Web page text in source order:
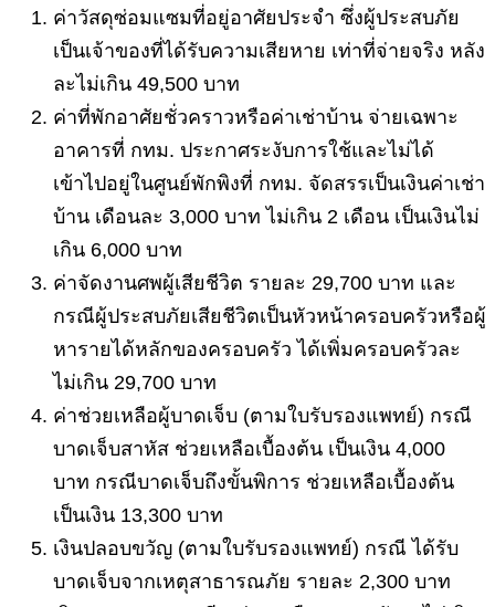
ค่าวัสดุซ่อมแซมที่อยู่อาศัยประจำ ซึ่งผู้ประสบภัย
เป็นเจ้าของที่ได้รับความเสียหาย เท่าที่จ่ายจริง หลัง
ละไม่เกิน 49,500 บาท
ค่าที่พักอาศัยชั่วคราวหรือค่าเช่าบ้าน จ่ายเฉพาะ
อาคารที่ กทม. ประกาศระงับการใช้และไม่ได้
เข้าไปอยู่ในศูนย์พักพิงที่ กทม. จัดสรรเป็นเงินค่าเช่า
บ้าน เดือนละ 3,000 บาท ไม่เกิน 2 เดือน เป็นเงินไม่
เกิน 6,000 บาท
ค่าจัดงานศพผู้เสียชีวิต รายละ 29,700 บาท และ
กรณีผู้ประสบภัยเสียชีวิตเป็นหัวหน้าครอบครัวหรือผู้
หารายได้หลักของครอบครัว ได้เพิ่มครอบครัวละ
ไม่เกิน 29,700 บาท
ค่าช่วยเหลือผู้บาดเจ็บ (ตามใบรับรองแพทย์) กรณี
บาดเจ็บสาหัส ช่วยเหลือเบื้องต้น เป็นเงิน 4,000
บาท กรณีบาดเจ็บถึงขั้นพิการ ช่วยเหลือเบื้องต้น
เป็นเงิน 13,300 บาท
เงินปลอบขวัญ (ตามใบรับรองแพทย์) กรณี ได้รับ
บาดเจ็บจากเหตุสาธารณภัย รายละ 2,300 บาท